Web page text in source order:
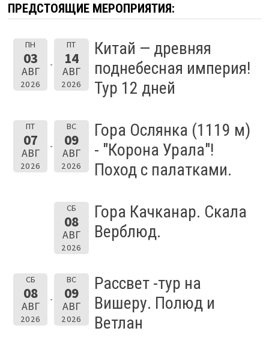
ПРЕДСТОЯЩИЕ МЕРОПРИЯТИЯ:
ПН
03
АВГ
2026
ПТ
14
АВГ
2026
Китай — древняя
поднебесная империя!
Тур 12 дней
ПТ
07
АВГ
2026
ВС
09
АВГ
2026
Гора Ослянка (1119 м)
- "Корона Урала"!
Поход с палатками.
СБ
08
АВГ
2026
Гора Качканар. Скала
Верблюд.
СБ
08
АВГ
2026
ВС
09
АВГ
2026
Рассвет -тур на
Вишеру. Полюд и
Ветлан